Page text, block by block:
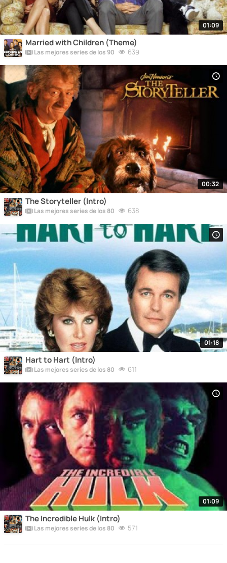
01:09
Married with Children (Theme)
Las mejores series de los 90 639
00:32
The Storyteller (Intro)
Las mejores series de los 80 638
01:18
Hart to Hart (Intro)
Las mejores series de los 80 611
01:09
The Incredible Hulk (Intro)
Las mejores series de los 80 571